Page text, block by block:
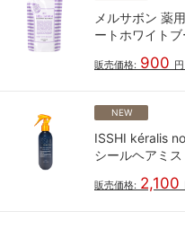
メルサボン 薬
ートホワイトブ
販売価格: 900 円
NEW
ISSHI kéralis
シールヘアミ
販売価格: 2,100